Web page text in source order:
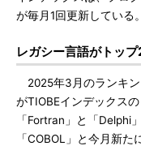
が毎月1回更新している。
レガシー言語がトッ
2025年3月のランキン
がTIOBEインデックス
「Fortran」と「Delphi
「COBOL」と今月新